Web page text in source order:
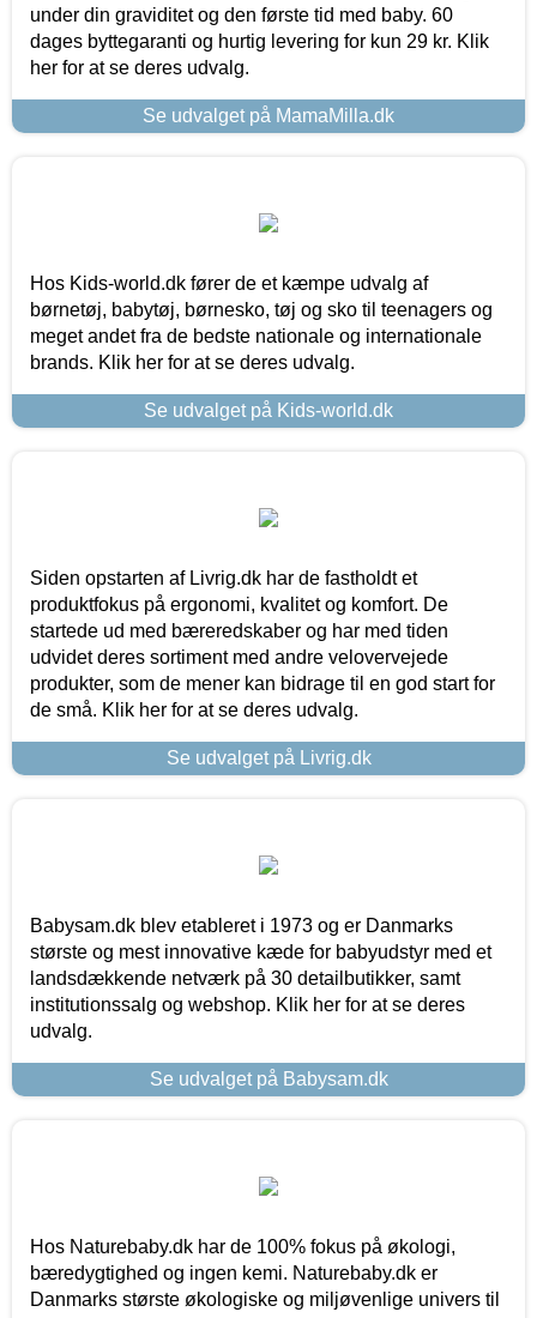
under din graviditet og den første tid med baby. 60
dages byttegaranti og hurtig levering for kun 29 kr. Klik
her for at se deres udvalg.
Se udvalget på MamaMilla.dk
Hos Kids-world.dk fører de et kæmpe udvalg af
børnetøj, babytøj, børnesko, tøj og sko til teenagers og
meget andet fra de bedste nationale og internationale
brands. Klik her for at se deres udvalg.
Se udvalget på Kids-world.dk
Siden opstarten af Livrig.dk har de fastholdt et
produktfokus på ergonomi, kvalitet og komfort. De
startede ud med bæreredskaber og har med tiden
udvidet deres sortiment med andre velovervejede
produkter, som de mener kan bidrage til en god start for
de små. Klik her for at se deres udvalg.
Se udvalget på Livrig.dk
Babysam.dk blev etableret i 1973 og er Danmarks
største og mest innovative kæde for babyudstyr med et
landsdækkende netværk på 30 detailbutikker, samt
institutionssalg og webshop. Klik her for at se deres
udvalg.
Se udvalget på Babysam.dk
Hos Naturebaby.dk har de 100% fokus på økologi,
bæredygtighed og ingen kemi. Naturebaby.dk er
Danmarks største økologiske og miljøvenlige univers til